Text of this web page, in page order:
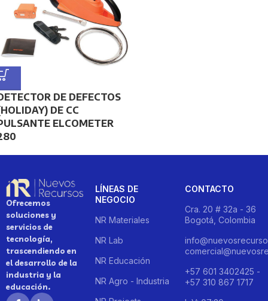
DE DEFECTOS
DE CC
ELCOMETER
Ofrecemos
soluciones y
servicios de
tecnología,
trascendiendo en
el desarrollo de la
industria y la
educación.
LÍNEAS DE
NEGOCIO
NR Materiales
NR Lab
NR Educación
NR Agro - Industria
CONTACTO
Cra. 20 # 32a - 36
Bogotá, Colombia
+57 601 3402425 -
+57 310 867 1717